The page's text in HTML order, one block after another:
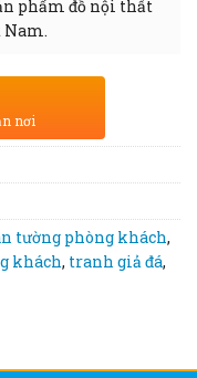
phẩm đồ nội thất
Nam.
nơi
tường phòng khách,
khách, tranh giả đá,